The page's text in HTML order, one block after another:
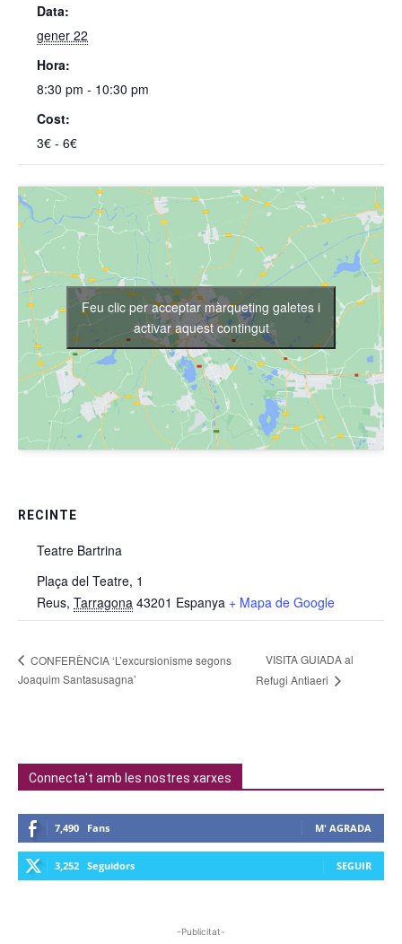
Data:
gener 22
Hora:
8:30 pm - 10:30 pm
Cost:
3€ - 6€
RECINTE
Teatre Bartrina
Plaça del Teatre, 1
Reus, Tarragona 43201 Espanya + Mapa de Google
Feu clic per acceptar màrqueting galetes i
activar aquest contingut
CONFERÈNCIA ‘L’excursionisme segons
Joaquim Santasusagna’
VISITA GUIADA al
Refugi Antiaeri
Connecta't amb les nostres xarxes
7,490 Fans M' AGRADA
3,252 Seguidors SEGUIR
-Publicitat-